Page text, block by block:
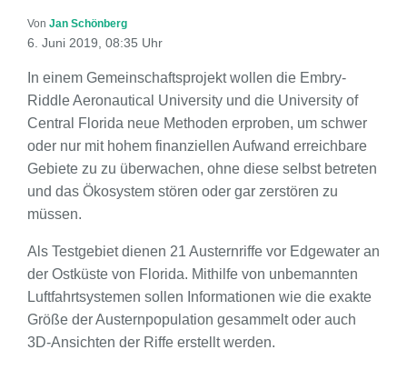
Von Jan Schönberg
6. Juni 2019, 08:35 Uhr
In einem Gemeinschaftsprojekt wollen die Embry-
Riddle Aeronautical University und die University of
Central Florida neue Methoden erproben, um schwer
oder nur mit hohem finanziellen Aufwand erreichbare
Gebiete zu zu überwachen, ohne diese selbst betreten
und das Ökosystem stören oder gar zerstören zu
müssen.
Als Testgebiet dienen 21 Austernriffe vor Edgewater an
der Ostküste von Florida. Mithilfe von unbemannten
Luftfahrtsystemen sollen Informationen wie die exakte
Größe der Austernpopulation gesammelt oder auch
3D-Ansichten der Riffe erstellt werden.